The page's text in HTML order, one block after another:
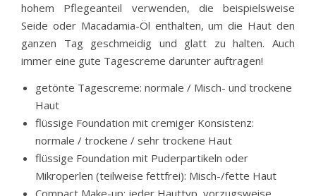
hohem Pflegeanteil verwenden, die beispielsweise
Seide oder Macadamia-Öl enthalten, um die Haut den
ganzen Tag geschmeidig und glatt zu halten. Auch
immer eine gute Tagescreme darunter auftragen!
getönte Tagescreme: normale / Misch- und trockene
Haut
flüssige Foundation mit cremiger Konsistenz:
normale / trockene / sehr trockene Haut
flüssige Foundation mit Puderpartikeln oder
Mikroperlen (teilweise fettfrei): Misch-/fette Haut
Compact Make-up: jeder Hauttyp, vorzugsweise